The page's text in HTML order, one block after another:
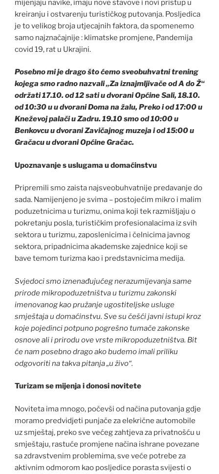
mijenjaju navike, imaju nove stavove i novi pristup u
kreiranju i ostvarenju turističkog putovanja. Posljedica
je to velikog broja utjecajnih faktora, da spomenemo
samo najznačajnije : klimatske promjene, Pandemija
covid 19, rat u Ukrajini.
Posebno mi je drago što ćemo sveobuhvatni trening
kojega smo radno nazvali „Za iznajmljivače od A do Ž“
održati 17.10. od 12 sati u dvorani Općine Sali, 18.10.
od 10:30 u u dvorani Doma na žalu, Preko i od 17:00 u
Kneževoj palači u Zadru. 19.10 smo od 10:00 u
Benkovcu u dvorani Zavičajnog muzeja i od 15:00 u
Gračacu u dvorani Općine Gračac.
Upoznavanje s uslugama u domaćinstvu
Pripremili smo zaista najsveobuhvatnije predavanje do
sada. Namijenjeno je svima – postojećim mikro i malim
poduzetnicima u turizmu, onima koji tek razmišljaju o
pokretanju posla, turističkim profesionalacima iz svih
sektora u turizmu, zaposlenicima i čelnicima javnog
sektora, pripadnicima akademske zajednice koji se
bave temom turizma kao i predstavnicima medija.
Svjedoci smo iznenađujućeg nerazumijevanja same
prirode mikropoduzetništva u turizmu zakonski
imenovanog kao pružanje ugostiteljske usluge
smještaja u domaćinstvu. Sve su češći javni istupi kroz
koje pojedinci potpuno pogrešno tumače zakonske
osnove ali i prirodu ove vrste mikropoduzetništva. Bit
će nam posebno drago ako budemo imali priliku
odgovoriti na takva pitanja „u živo“.
Turizam se mijenja i donosi novitete
Noviteta ima mnogo, počevši od načina putovanja gdje
moramo predvidjeti punjače za elekrične automobile
uz smještaj, preko sve većeg zahtjeva za privatnošću u
smještaju, rastuće promjene načina ishrane povezane
sa zdravstvenim problemima, sve veće potrebe za
aktivnim odmorom kao posljedice porasta svijesti o